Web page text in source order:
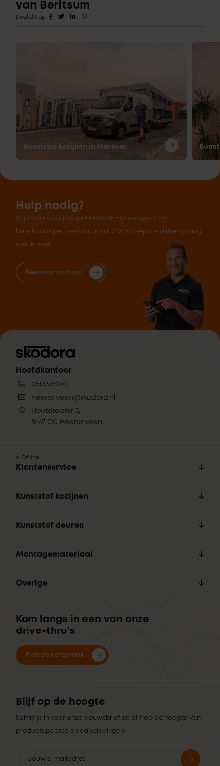
van Berltsum
Deel dit op
Kunststof kozijnen in Marsum
Hulp nodig?
Wij staan voor je klaar! Philip en zijn collega's zijn
bereikbaar per telefoon, mail of WhatsApp en kijken graag
met je mee.
Neem contact op
Hoofdkantoor
0513335000
heerenveen@skodora.nl
Houtdraaier 5,
8447 GG Heerenveen
Offline
Klantenservice
Kunststof kozijnen
Kunststof deuren
Montagemateriaal
Overige
Kom langs in een van onze
drive-thru's
Plan een afspraak
Blijf op de hoogte
Schrijf je in voor onze nieuwsbrief en blijf op de hoogte van
productupdates en aanbiedingen!